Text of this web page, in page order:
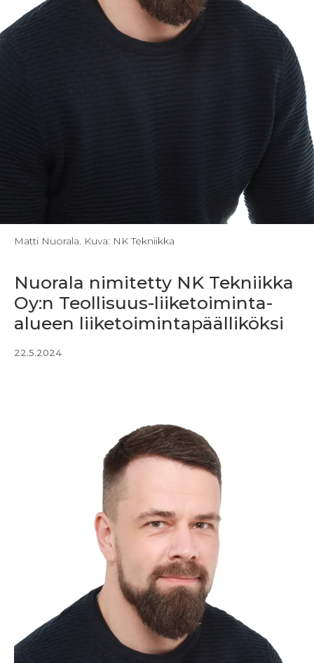
Matti Nuorala. Kuva: NK Tekniikka
Nuorala nimitetty NK Tekniikka
Oy:n Teollisuus-liiketoiminta-
alueen liiketoimintapäälliköksi
22.5.2024